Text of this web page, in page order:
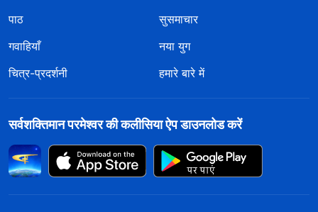
पाठ
सुसमाचार
गवाहियाँ
नया युग
चित्र-प्रदर्शनी
हमारे बारे में
सर्वशक्तिमान परमेश्वर की कलीसिया ऐप डाउनलोड करें